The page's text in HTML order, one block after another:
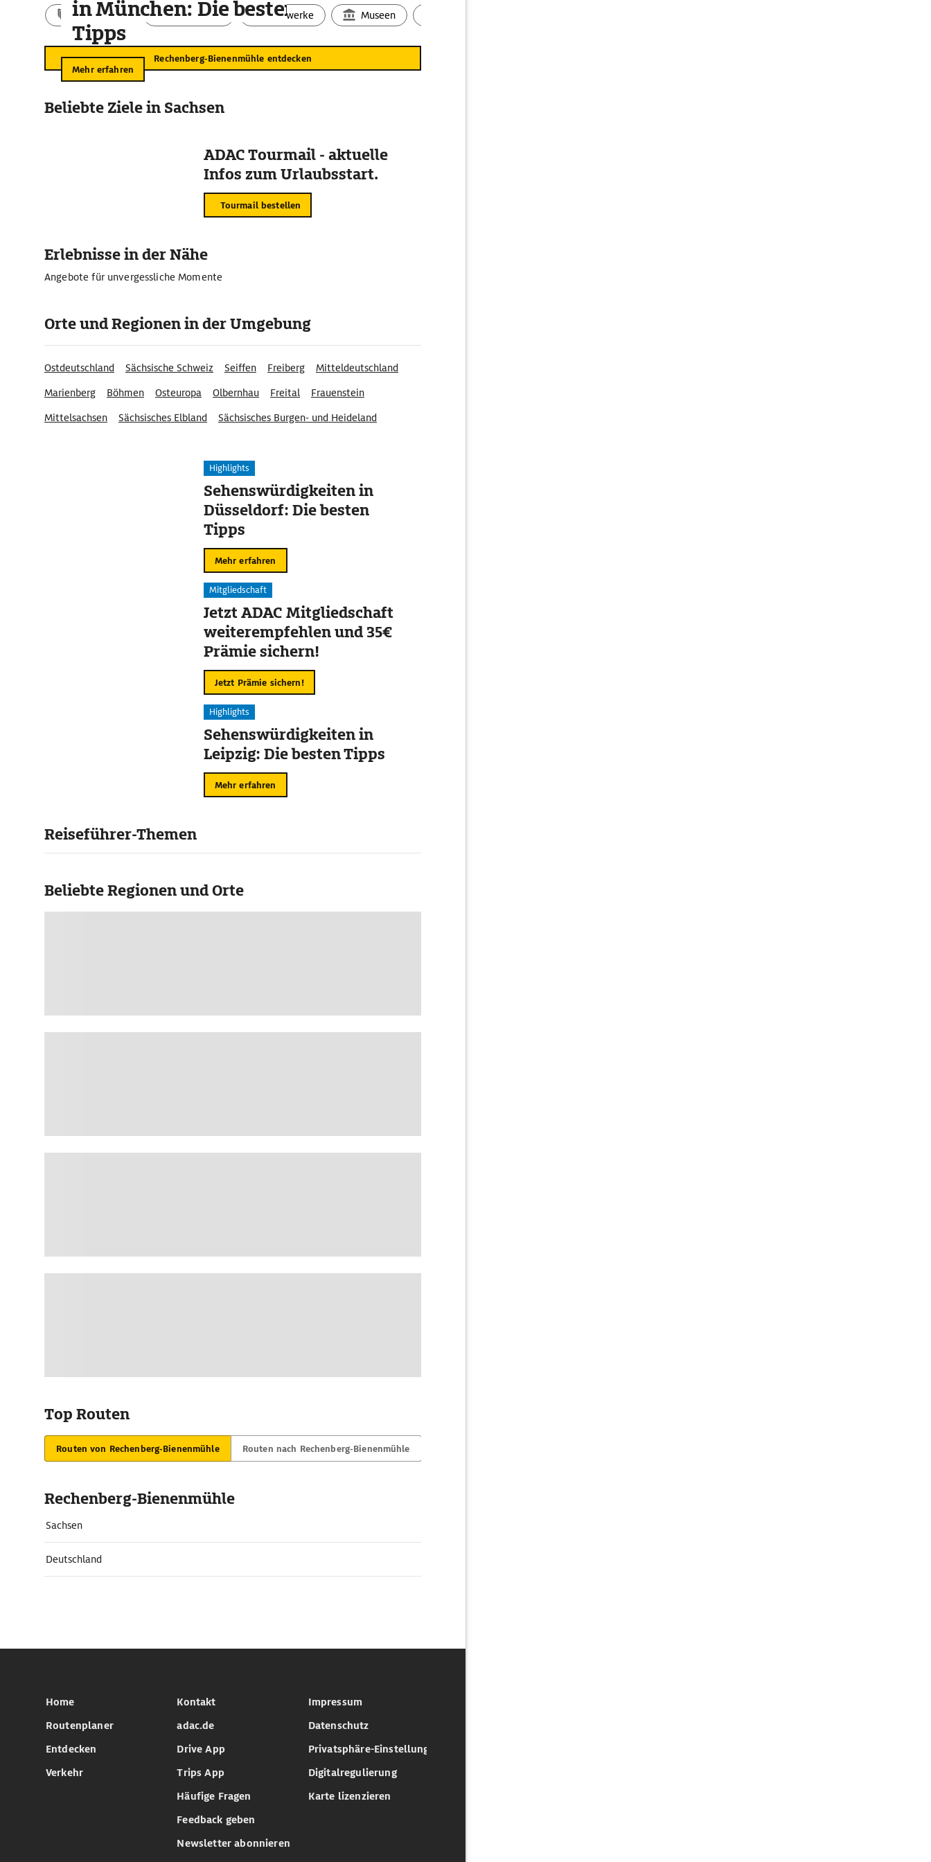
Aktivitäten Landschaft Bauwerke Museen
Rechenberg-Bienenmühle entdecken
in München: Die besten
Tipps
Mehr erfahren
Beliebte Ziele in Sachsen
ADAC Tourmail - aktuelle
Infos zum Urlaubsstart.
Tourmail bestellen
Erlebnisse in der Nähe
Angebote für unvergessliche Momente
Orte und Regionen in der Umgebung
Ostdeutschland Sächsische Schweiz Seiffen Freiberg
Mitteldeutschland
Marienberg
Böhmen Osteuropa Olbernhau Freital
Frauenstein
Mittelsachsen
Sächsisches Elbland
Sächsisches Burgen- und Heideland
Highlights
Sehenswürdigkeiten in
Düsseldorf: Die besten
Tipps
Mehr erfahren
Mitgliedschaft
Jetzt ADAC Mitgliedschaft
weiterempfehlen und 35€
Prämie sichern!
Jetzt Prämie sichern!
Highlights
Sehenswürdigkeiten in
Leipzig: Die besten Tipps
Mehr erfahren
Reiseführer-Themen
Beliebte Regionen und Orte
Top Routen
Routen von Rechenberg-Bienenmühle Routen nach Rechenberg-Bienenmühle
Rechenberg-Bienenmühle
Sachsen
Deutschland
Home
Routenplaner
Entdecken
Verkehr
Kontakt
adac.de
Drive App
Trips App
Häufige Fragen
Feedback geben
Newsletter abonnieren
Impressum
Datenschutz
Privatsphäre-Einstellungen
Digitalregulierung
Karte lizenzieren